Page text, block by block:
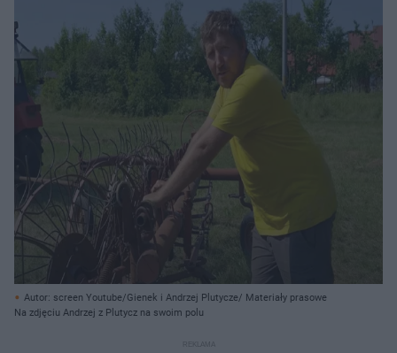
Autor: screen Youtube/Gienek i Andrzej Plutycze/ Materiały prasowe
Na zdjęciu Andrzej z Plutycz na swoim polu